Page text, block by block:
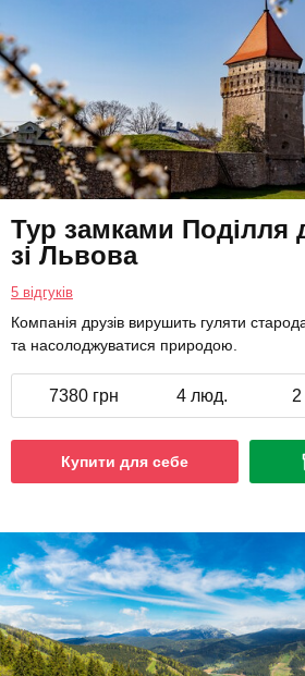
Тур замками Поділля
зі Львова
5 відгуків
Компанія друзів вирушить гуляти
та насолоджуватися природою.
7380 грн 4 люд. 2
Купити для себе